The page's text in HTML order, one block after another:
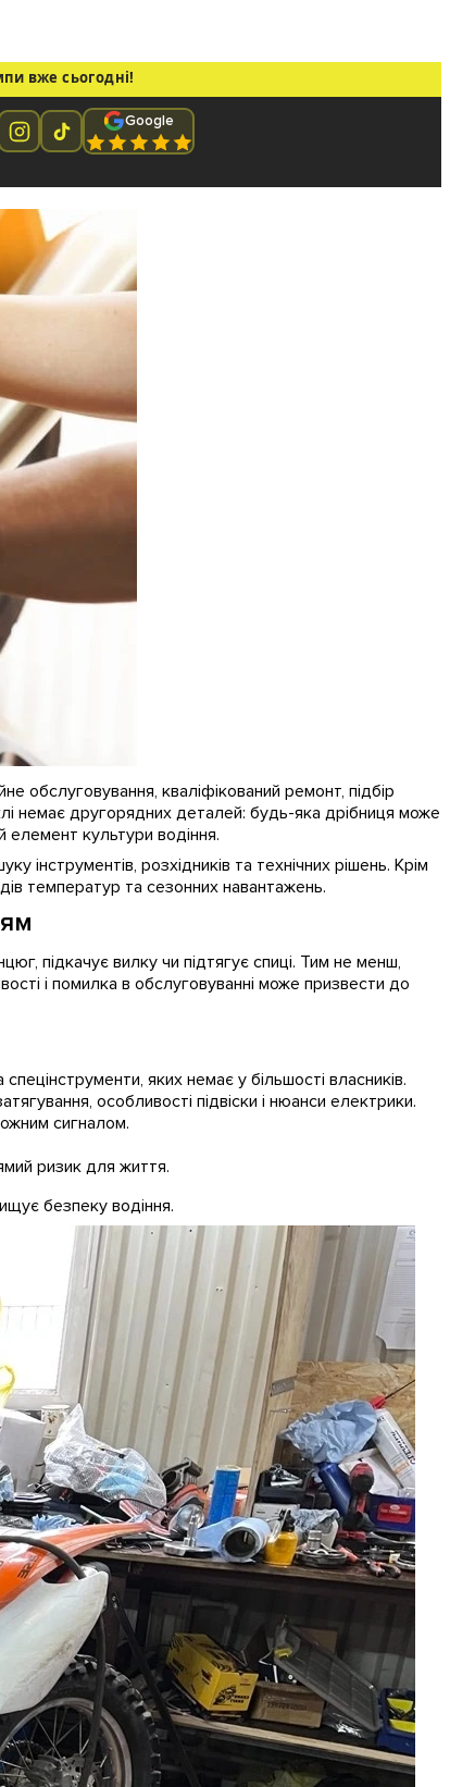
вже сьогодні!
Google
обслуговування, кваліфікований ремонт, підбір
немає другорядних деталей: будь-яка дрібниця може
елемент культури водіння.
інструментів, розхідників та технічних рішень. Крім
температур та сезонних навантажень.
підкачує вилку чи підтягує спиці. Тим не менш,
і помилка в обслуговуванні може призвести до
яких немає у більшості власників.
особливості підвіски і нюанси електрики.
сигналом.
ризик для життя.
безпеку водіння.